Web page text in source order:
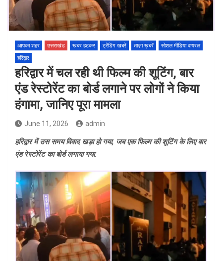
आपका शहर उत्तराखंड खबर हटकर ट्रेंडिंग खबरें ताज़ा ख़बरें
सोशल मीडिया वायरल
हरिद्वार
हरिद्वार में चल रही थी फिल्म की शूटिंग, बार
एंड रेस्टोरेंट का बोर्ड लगाने पर लोगों ने किया
हंगामा, जानिए पूरा मामला
June 11, 2026 admin
हरिद्वार में उस समय विवाद खड़ा हो गया, जब एक फिल्म की शूटिंग के लिए बार
एंड रेस्टोरेंट का बोर्ड लगाया गया.